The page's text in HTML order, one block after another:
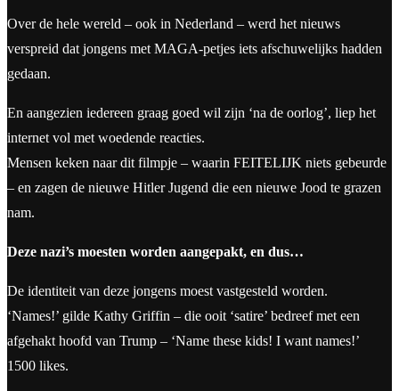
Over de hele wereld – ook in Nederland – werd het nieuws
verspreid dat jongens met MAGA-petjes iets afschuwelijks hadden
gedaan.
En aangezien iedereen graag goed wil zijn ‘na de oorlog’, liep het
internet vol met woedende reacties.
Mensen keken naar dit filmpje – waarin FEITELIJK niets gebeurde
– en zagen de nieuwe Hitler Jugend die een nieuwe Jood te grazen
nam.
Deze nazi’s moesten worden aangepakt, en dus…
De identiteit van deze jongens moest vastgesteld worden.
‘Names!’ gilde Kathy Griffin – die ooit ‘satire’ bedreef met een
afgehakt hoofd van Trump – ‘Name these kids! I want names!’
1500 likes.